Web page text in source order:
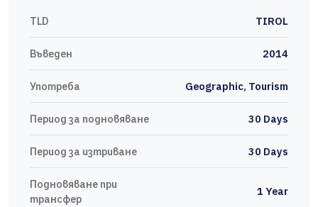
TLD TIROL
Въведен 2014
Употреба Geographic, Tourism
Период за подновяване 30 Days
Период за изтриване 30 Days
Подновяване при
трансфер
1 Year